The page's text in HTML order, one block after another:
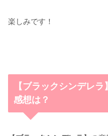
楽しみです！
【ブラックシンデレ
感想は？